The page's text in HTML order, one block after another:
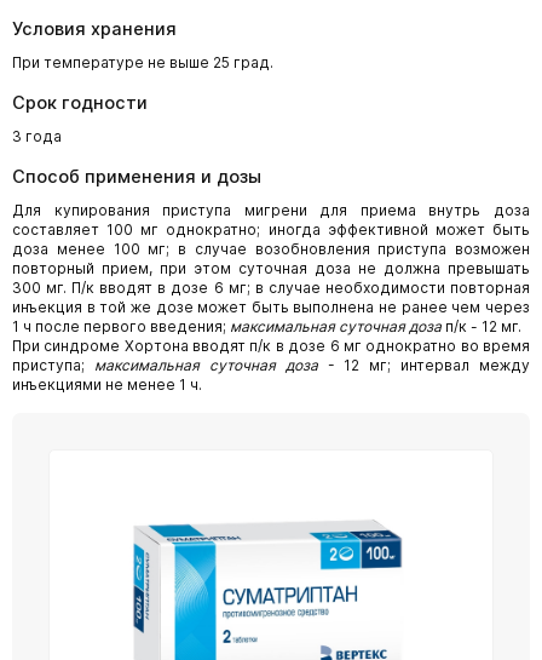
Условия хранения
При температуре не выше 25 град.
Срок годности
3 года
Способ применения и дозы
Для купирования приступа мигрени для приема внутрь доза
составляет 100 мг однократно; иногда эффективной может быть
доза менее 100 мг; в случае возобновления приступа возможен
повторный прием, при этом суточная доза не должна превышать
300 мг. П/к вводят в дозе 6 мг; в случае необходимости повторная
инъекция в той же дозе может быть выполнена не ранее чем через
1 ч после первого введения; максимальная суточная доза п/к - 12 мг.
При синдроме Хортона вводят п/к в дозе 6 мг однократно во время
приступа; максимальная суточная доза- 12 мг; интервал между
инъекциями не менее 1 ч.